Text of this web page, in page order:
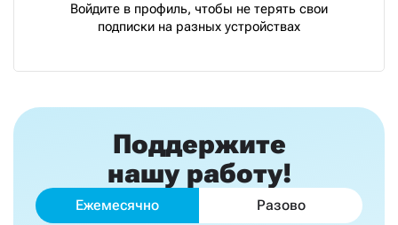
Войдите в профиль, чтобы не терять свои
подписки на разных устройствах
Поддержите
нашу работу!
Ежемесячно Разово